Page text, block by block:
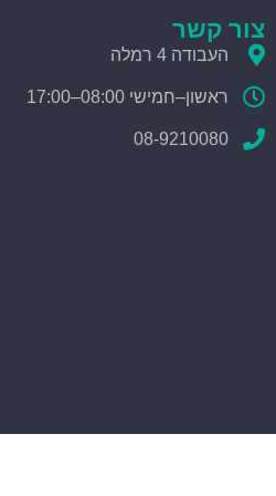
צור קשר
העבודה 4 רמלה
ראשון–חמישי 08:00–17:00
08-9210080